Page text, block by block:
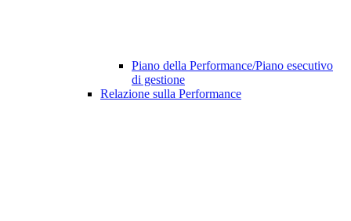
Piano della Performance/Piano esecutivo
di gestione
Relazione sulla Performance